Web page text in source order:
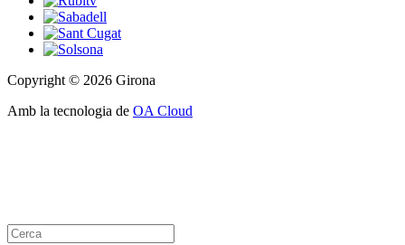
Copyright © 2026 Girona
Amb la tecnologia de OA Cloud